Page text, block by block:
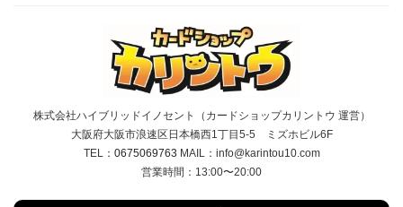
株式会社ハイブリッドイノセント（カードショップカリントウ 運営）
大阪府大阪市浪速区日本橋西1丁目5-5 ミズホビル6F
TEL： 0675069763 MAIL：info@karintou10.com
営業時間：13:00〜20:00